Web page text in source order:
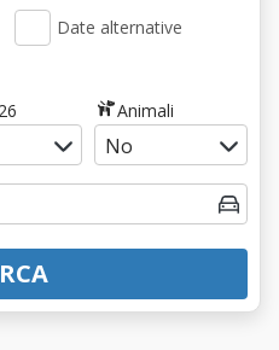
Date alternative
Animali